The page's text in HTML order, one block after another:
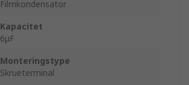
Filmkondensator
Kapacitet
6μF
Monteringstype
Skrueterminal